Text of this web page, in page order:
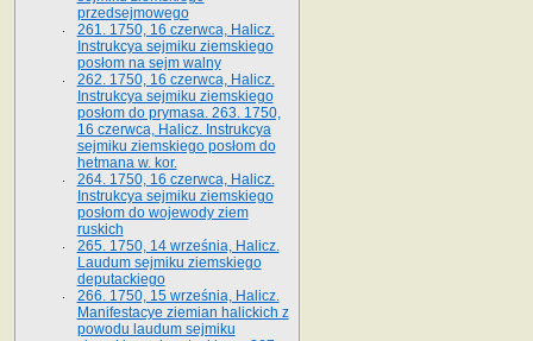
przedsejmowego
261. 1750, 16 czerwca, Halicz.
Instrukcya sejmiku ziemskiego
posłom na sejm walny
262. 1750, 16 czerwca, Halicz.
Instrukcya sejmiku ziemskiego
posłom do prymasa. 263. 1750,
16 czerwca, Halicz. Instrukcya
sejmiku ziemskiego posłom do
hetmana w. kor.
264. 1750, 16 czerwca, Halicz.
Instrukcya sejmiku ziemskiego
posłom do wojewody ziem
ruskich
265. 1750, 14 września, Halicz.
Laudum sejmiku ziemskiego
deputackiego
266. 1750, 15 września, Halicz.
Manifestacye ziemian halickich z
powodu laudum sejmiku